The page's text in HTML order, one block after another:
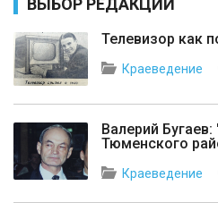
ВЫБОР РЕДАКЦИИ
Телевизор как
Краеведение
Валерий
Тюменского
Краеведение